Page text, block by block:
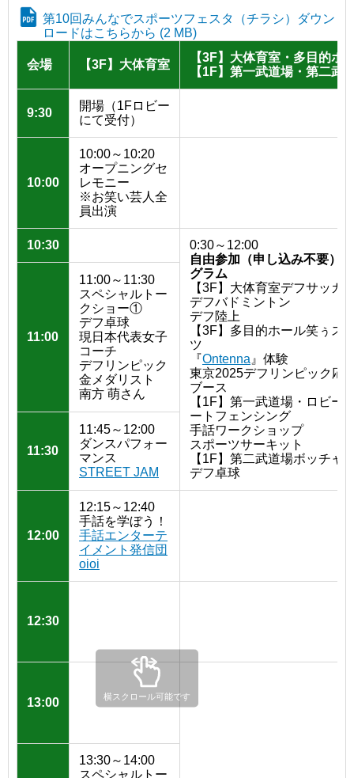
第10回みんなでスポーツフェスタ（チラシ）ダウン
ロードはこちらから (2 MB)
会場 【3F】大体育室
【3F】大体育室・多目的ホ
【1F】第一武道場・第二武
9:30
開場（1Fロビー
にて受付）
10:00
10:00～10:20
オープニングセ
レモニー
※お笑い芸人全
員出演
10:30
0:30～12:00
自由参加（申し込み不要）
グラム
【3F】大体育室デフサッカ
デフバドミントン
デフ陸上
【3F】多目的ホール笑ぅス
ツ
『Ontenna 』体験
東京2025デフリンピック応
ブース
【1F】第一武道場・ロビー
ートフェンシング
手話ワークショップ
スポーツサーキット
【1F】第二武道場ボッチャ
デフ卓球
11:00
11:00～11:30
スペシャルトー
クショー①
デフ卓球
現日本代表女子
コーチ
デフリンピック
金メダリスト
南方 萌さん
11:30
11:45～12:00
ダンスパフォー
マンス
STREET JAM
12:00
12:15～12:40
手話を学ぼう！
手話エンターテ
イメント発信団
oioi
12:30
13:00
13:30～14:00
スペシャルトー
横スクロール可能です